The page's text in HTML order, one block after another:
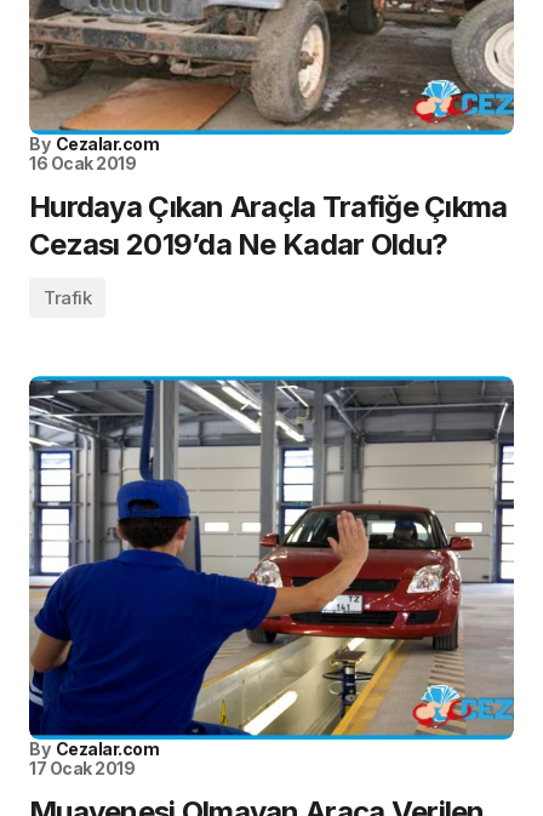
By Cezalar.com
16 Ocak 2019
Hurdaya Çıkan Araçla Trafiğe Çıkma
Cezası 2019’da Ne Kadar Oldu?
Trafik
By Cezalar.com
17 Ocak 2019